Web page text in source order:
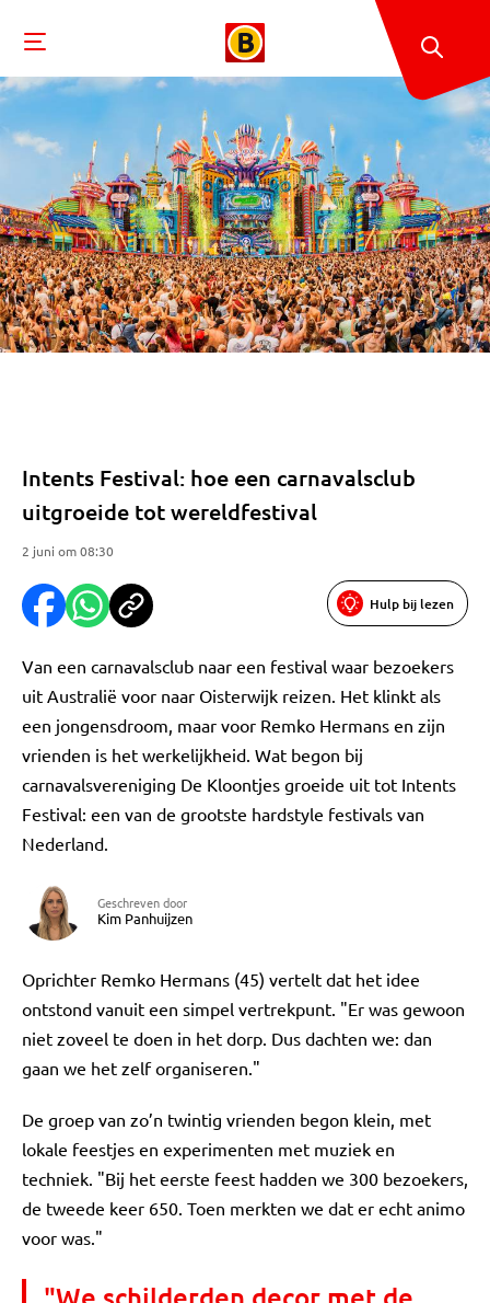
Intents Festival: hoe een carnavalsclub
uitgroeide tot wereldfestival
2 juni om 08:30
Hulp bij lezen
Van een carnavalsclub naar een festival waar bezoekers
uit Australië voor naar Oisterwijk reizen. Het klinkt als
een jongensdroom, maar voor Remko Hermans en zijn
vrienden is het werkelijkheid. Wat begon bij
carnavalsvereniging De Kloontjes groeide uit tot Intents
Festival: een van de grootste hardstyle festivals van
Nederland.
Geschreven door
Kim Panhuijzen
Oprichter Remko Hermans (45) vertelt dat het idee
ontstond vanuit een simpel vertrekpunt. "Er was gewoon
niet zoveel te doen in het dorp. Dus dachten we: dan
gaan we het zelf organiseren."
De groep van zo’n twintig vrienden begon klein, met
lokale feestjes en experimenten met muziek en
techniek. "Bij het eerste feest hadden we 300 bezoekers,
de tweede keer 650. Toen merkten we dat er echt animo
voor was."